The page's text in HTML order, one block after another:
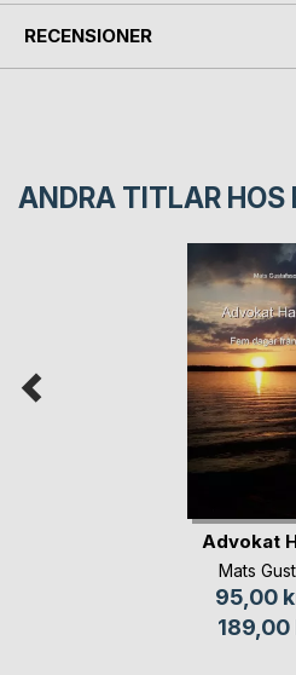
RECENSIONER
ANDRA TITLAR HOS
Advokat
Mats
95,00
189,00